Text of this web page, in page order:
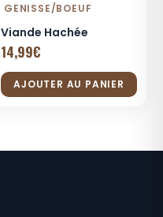
GENISSE/BOEUF
Viande Hachée
14,99€
AJOUTER AU PANIER